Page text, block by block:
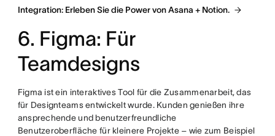
Integration: Erleben Sie die Power von Asana + Notion.
6. Figma: Für
Teamdesigns
Figma ist ein interaktives Tool für die Zusammenarbeit, das
für Designteams entwickelt wurde. Kunden genießen ihre
ansprechende und benutzerfreundliche
Benutzeroberfläche für kleinere Projekte – wie zum Beispiel